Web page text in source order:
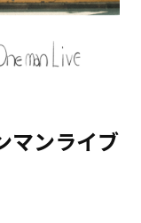
マンライブ